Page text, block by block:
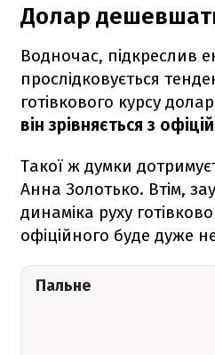
Долар
Водночас, підкреслив
прослідковується
готівкового курсу
він зрівняється з
Такої ж думки
Анна Золотько. Втім,
динаміка руху
офіційного буде дуже
Пальне